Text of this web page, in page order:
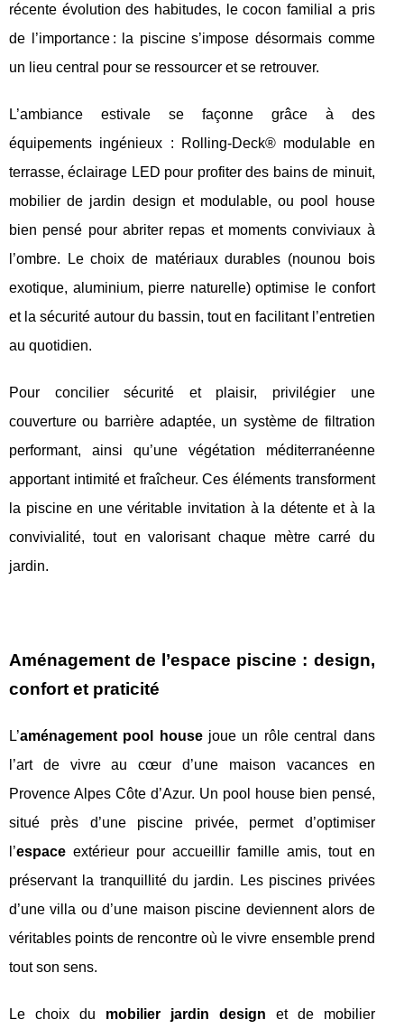
récente évolution des habitudes, le cocon familial a pris
de l’importance : la piscine s’impose désormais comme
un lieu central pour se ressourcer et se retrouver.
L’ambiance estivale se façonne grâce à des
équipements ingénieux : Rolling-Deck® modulable en
terrasse, éclairage LED pour profiter des bains de minuit,
mobilier de jardin design et modulable, ou pool house
bien pensé pour abriter repas et moments conviviaux à
l’ombre. Le choix de matériaux durables (nounou bois
exotique, aluminium, pierre naturelle) optimise le confort
et la sécurité autour du bassin, tout en facilitant l’entretien
au quotidien.
Pour concilier sécurité et plaisir, privilégier une
couverture ou barrière adaptée, un système de filtration
performant, ainsi qu’une végétation méditerranéenne
apportant intimité et fraîcheur. Ces éléments transforment
la piscine en une véritable invitation à la détente et à la
convivialité, tout en valorisant chaque mètre carré du
jardin.
Aménagement de l’espace piscine : design,
confort et praticité
L’aménagement pool housejoue un rôle central dans
l’art de vivre au cœur d’une maison vacances en
Provence Alpes Côte d’Azur. Un pool house bien pensé,
situé près d’une piscine privée, permet d’optimiser
l’espace extérieur pour accueillir famille amis, tout en
préservant la tranquillité du jardin. Les piscines privées
d’une villa ou d’une maison piscine deviennent alors de
véritables points de rencontre où le vivre ensemble prend
tout son sens.
Le choix du mobilier jardin design et de mobilier